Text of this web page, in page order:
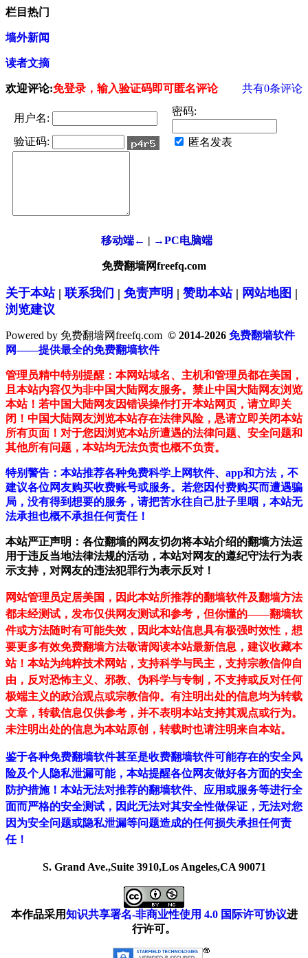
栏目热门
墙外新闻
读者文摘
欢迎评论:免登录，输入验证码即可匿名评论 共有0条评论
用户名:
密码:
验证码: 匿名发表
移动端← | →PC电脑端
免费翻墙网freefq.com
关于本站| 联系我们 | 免责声明 | 赞助本站| 网站地图 |
浏览建议
Powered by 免费翻墙网freefq.com © 2014-2026 免费翻墙软件
网——提供最全的免费翻墙软件
管理员精中特别提醒：本网站域名、主机和管理员都在美国，
且本站内容仅为非中国大陆网友服务。禁止中国大陆网友浏览
本站！若中国大陆网友因错误操作打开本站网页，请立即关
闭！中国大陆网友浏览本站存在法律风险，恳请立即关闭本站
所有页面！对于您因浏览本站所遭遇的法律问题、安全问题和
其他所有问题，本站均无法负责也概不负责。
特别警告：本站推荐各种免费科学上网软件、app和方法，不
建议各位网友购买收费账号或服务。若您因付费购买而遭遇骗
局，没有得到想要的服务，请把苦水往自己肚子里咽，本站无
法承担也概不承担任何责任！
本站严正声明：各位翻墙的网友切勿将本站介绍的翻墙方法运
用于违反当地法律法规的活动，本站对网友的遵纪守法行为表
示支持，对网友的违法犯罪行为表示反对！
网站管理员定居美国，因此本站所推荐的翻墙软件及翻墙方法
都未经测试，发布仅供网友测试和参考，但你懂的——翻墙软
件或方法随时有可能失效，因此本站信息具有极强时效性，想
要更多有效免费翻墙方法敬请阅读本站最新信息，建议收藏本
站！ 本站为纯粹技术网站，支持科学与民主，支持宗教信仰自
由，反对恐怖主义、邪教、伪科学与专制，不支持或反对任何
极端主义的政治观点或宗教信仰。有注明出处的信息均为转载
文章，转载信息仅供参考，并不表明本站支持其观点或行为。
未注明出处的信息为本站原创，转载时也请注明来自本站。
鉴于各种免费翻墙软件甚至是收费翻墙软件可能存在的安全风
险及个人隐私泄漏可能，本站提醒各位网友做好各方面的安全
防护措施！本站无法对推荐的翻墙软件、应用或服务等进行全
面而严格的安全测试，因此无法对其安全性做保证，无法对您
因为安全问题或隐私泄漏等问题造成的任何损失承担任何责
任！
S. Grand Ave.,Suite 3910,Los Angeles,CA 90071
本作品采用知识共享署名-非商业性使用 4.0 国际许可协议进
行许可。